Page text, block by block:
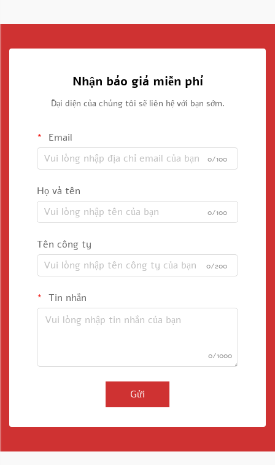
Nhận báo giá miễn phí
Đại diện của chúng tôi sẽ liên hệ với bạn sớm.
Email
0/100
Họ và tên
0/100
Tên công ty
0/200
Tin nhắn
0/1000
Gửi